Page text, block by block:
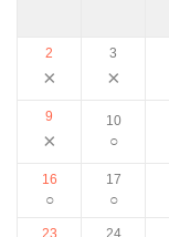
2
×
3
×
9
×
10
○
16
○
17
○